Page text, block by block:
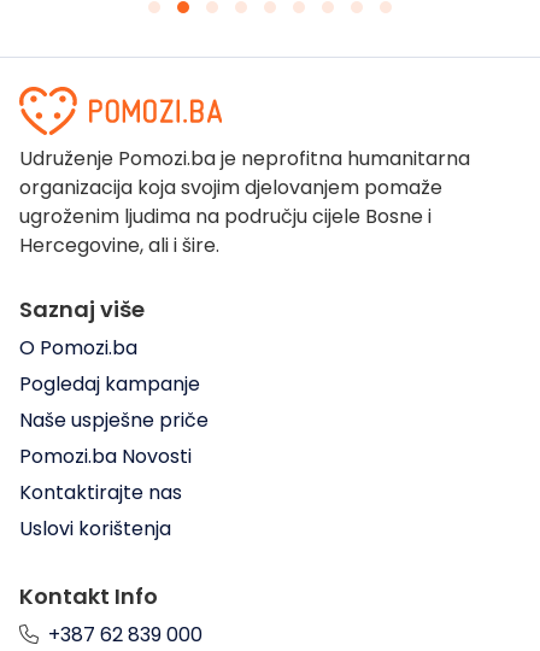
Udruženje Pomozi.ba je neprofitna humanitarna
organizacija koja svojim djelovanjem pomaže
ugroženim ljudima na području cijele Bosne i
Hercegovine, ali i šire.
Saznaj više
O Pomozi.ba
Pogledaj kampanje
Naše uspješne priče
Pomozi.ba Novosti
Kontaktirajte nas
Uslovi korištenja
Kontakt Info
+387 62 839 000